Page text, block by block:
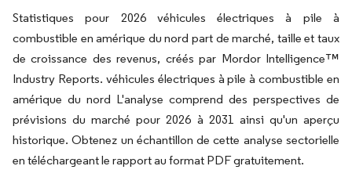
Statistiques pour 2026 véhicules électriques à pile à
combustible en amérique du nord part de marché, taille et taux
de croissance des revenus, créés par Mordor Intelligence™
Industry Reports. véhicules électriques à pile à combustible en
amérique du nord L'analyse comprend des perspectives de
prévisions du marché pour 2026 à 2031 ainsi qu'un aperçu
historique. Obtenez un échantillon de cette analyse sectorielle
en téléchargeant le rapport au format PDF gratuitement.